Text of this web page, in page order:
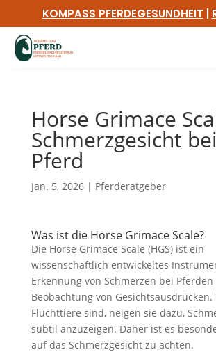
KOMPASS PFERDEGESUNDHEIT
Horse Grimace
Schmerzgesicht
Pferd
Jan. 5, 2026| Pferderatgeber
Was ist die Horse Grimace Scale?
Die Horse Grimace Scale (HGS) ist ein
wissenschaftlich entwickeltes
Erkennung von Schmerzen bei
Beobachtung von Gesichtsausdrücken.
Fluchttiere sind, neigen sie dazu,
subtil anzuzeigen. Daher ist es
auf das Schmerzgesicht zu achten.